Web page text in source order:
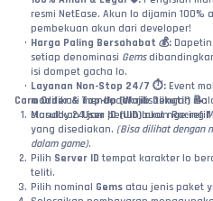
resmi NetEase. Akun lo dijamin
pembekuan akun dari developer!
Harga Paling Bersahabat 💰:
setiap denominasi Gems
isi dompet gacha lo.
Layanan Non-Stop 24/7 ⏱️: Event
modifikasi mendadak rilis tengah
standby 24 jam penuh buat nge-
Cara Order & Top-Up (Wajib Diikuti!) 📝:
Masukkan User ID (UID) akun Racing
yang disediakan. (Bisa dilihat dengan
dalam game).
Pilih Server ID tempat karakter lo
teliti.
Pilih nominal Gems atau jenis paket